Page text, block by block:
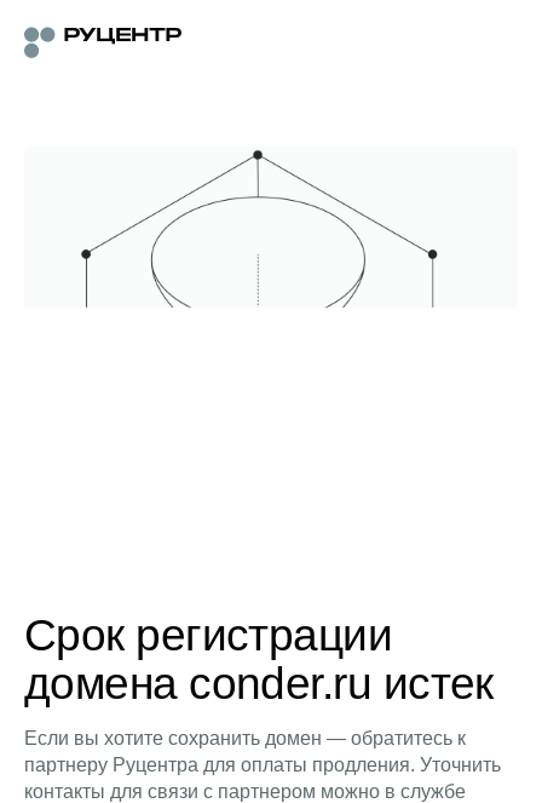
Срок регистрации
домена conder.ru истек
Если вы хотите сохранить домен — обратитесь к
партнеру Руцентра для оплаты продления. Уточнить
контакты для связи с партнером можно в службе